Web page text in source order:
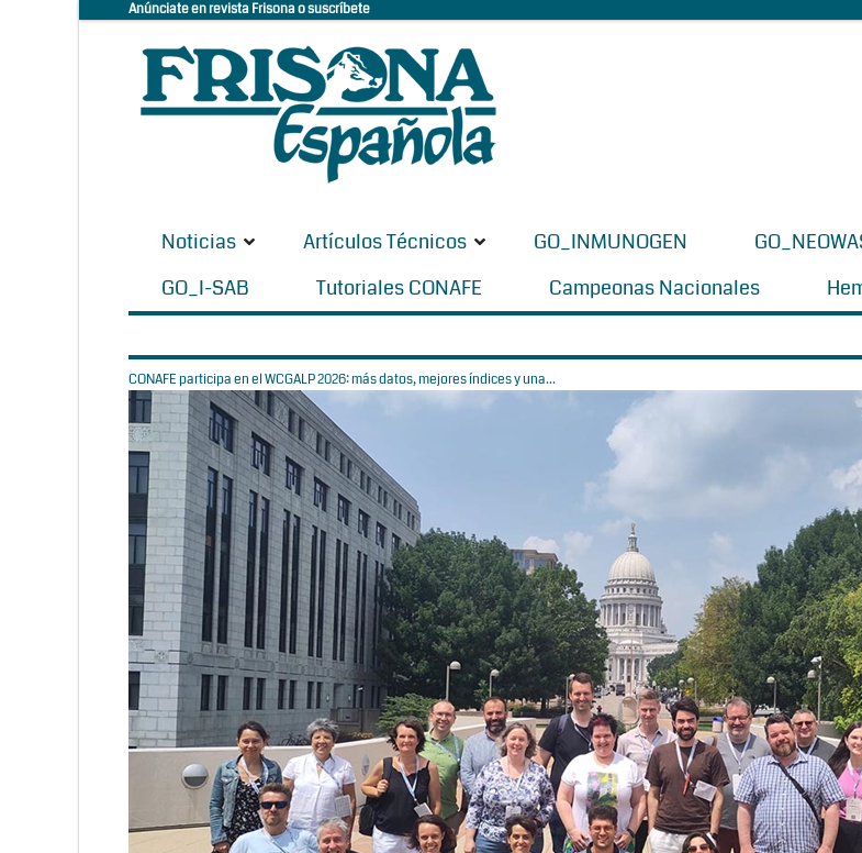
Anúnciate en revista Frisona o suscríbete
Noticias Artículos Técnicos GO_INMUNOGEN
GO_I-SAB
Tutoriales CONAFE Campeonas Nacionales
CONAFE participa en el WCGALP 2026: más datos, mejores índices y una...